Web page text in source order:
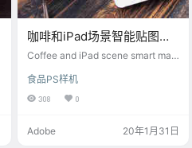
咖啡和iPad场景智能贴图样
机素材
Coffee and iPad scene smart map
食品PS样机
308 0
Adobe 20年1月31日